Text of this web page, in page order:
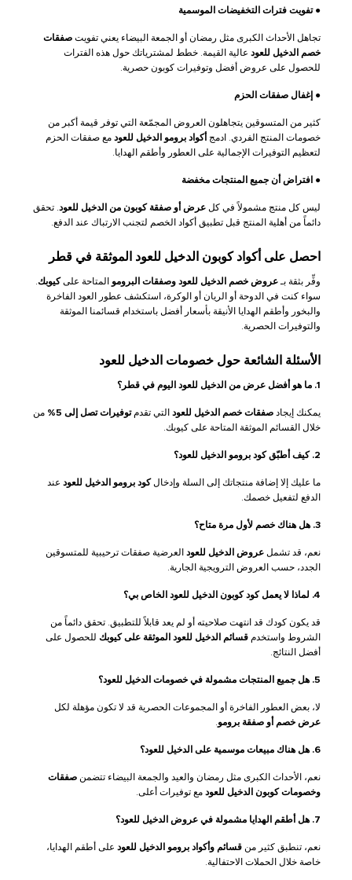
●تفويت فترات التخفيضات الموسمية
تجاهل الأحداث الكبرى مثل رمضان أو الجمعة البيضاء يعني تفويت صفقات
خصم الدخيل للعود عالية القيمة. خطط لمشترياتك حول هذه الفترات
للحصول على عروض أفضل وتوفيرات كوبون حصرية.
● إغفال صفقات الحزم
كثير من المتسوقين يتجاهلون العروض المجمّعة التي توفر قيمة أكبر من
خصومات المنتج الفردي. ادمج أكواد برومو الدخيل للعود مع صفقات الحزم
لتعظيم التوفيرات الإجمالية على العطور وأطقم الهدايا.
● افتراض أن جميع المنتجات مخفضة
ليس كل منتج مشمولاً في كل عرض أو صفقة كوبون من الدخيل للعود . تحقق
دائماً من أهلية المنتج قبل تطبيق أكواد الخصم لتجنب الارتباك عند الدفع.
احصل على أكواد كوبون الدخيل للعود الموثقة في قطر
وفِّر بثقة بـ عروض خصم الدخيل للعود وصفقات البرومو المتاحة علىكيوبك
سواء كنت في الدوحة أو الريان أو الوكرة، استكشف عطور العود الفاخرة
والبخور وأطقم الهدايا الأنيقة بأسعار أفضل باستخدام قسائمنا الموثقة
والتوفيرات الحصرية.
الأسئلة الشائعة حول خصومات الدخيل للعود
1. ما هو أفضل عرض من الدخيل للعود اليوم في قطر؟
يمكنك إيجاد صفقات خصم الدخيل للعود التي تقدمتوفيرات تصل إلى 5%
من
خلال القسائم الموثقة المتاحة على كيوبك.
2. كيف أطبّق كود برومو الدخيل للعود؟
ما عليك إلا إضافة منتجاتك إلى السلة وإدخالكود برومو الدخيل للعود عند
الدفع لتفعيل خصمك.
3. هل هناك خصم لأول مرة متاح؟
نعم، قد تشمل عروض الدخيل للعود العرضية صفقات ترحيبية للمتسوقين
الجدد، حسب العروض الترويجية الجارية.
4. لماذا لا يعمل كود كوبون الدخيل للعود الخاص بي؟
قد يكون كودك قد انتهت صلاحيته أو لم يعد قابلاً للتطبيق. تحقق دائماً من
الشروط واستخدم قسائم الدخيل للعود الموثقة على كيوبك للحصول على
أفضل النتائج.
5. هل جميع المنتجات مشمولة في خصومات الدخيل للعود؟
لا، بعض العطور الفاخرة أو المجموعات الحصرية قد لا تكون مؤهلة لكل
عرض خصم أو صفقة برومو
6. هل هناك مبيعات موسمية على الدخيل للعود؟
نعم، الأحداث الكبرى مثل رمضان والعيد والجمعة البيضاء تتضمن صفقات
وخصومات كوبون الدخيل للعود مع توفيرات أعلى.
7. هل أطقم الهدايا مشمولة في عروض الدخيل للعود؟
نعم، تنطبق كثير من قسائم وأكواد برومو الدخيل للعود على أطقم الهدايا،
خاصة خلال الحملات الاحتفالية.